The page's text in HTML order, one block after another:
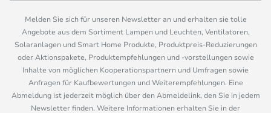
Melden Sie sich für unseren Newsletter an und erhalten sie tolle
Angebote aus dem Sortiment Lampen und Leuchten, Ventilatoren,
Solaranlagen und Smart Home Produkte, Produktpreis-Reduzierungen
oder Aktionspakete, Produktempfehlungen und -vorstellungen sowie
Inhalte von möglichen Kooperationspartnern und Umfragen sowie
Anfragen für Kaufbewertungen und Weiterempfehlungen. Eine
Abmeldung ist jederzeit möglich über den Abmeldelink, den Sie in jedem
Newsletter finden. Weitere Informationen erhalten Sie in der